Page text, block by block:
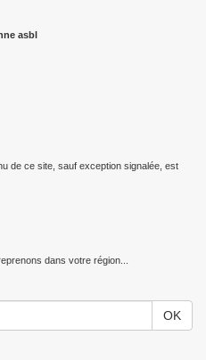
asbl
de ce site, sauf exception signalée, est
dans votre région...